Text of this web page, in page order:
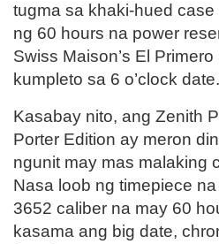
tugma sa khaki-hued
ng 60 hours na power
Swiss Maison’s El
kumpleto sa 6 o’clock date.
Kasabay nito, ang Zenith
Porter Edition ay meron
ngunit may mas malaking
Nasa loob ng timepiece
3652 caliber na may 60
kasama ang big date,